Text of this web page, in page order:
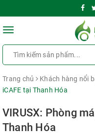
Toggle
Trang chủ Khách hàng nổi
iCAFE tại Thanh Hóa
VIRUSX: Phòng
Thanh Hóa